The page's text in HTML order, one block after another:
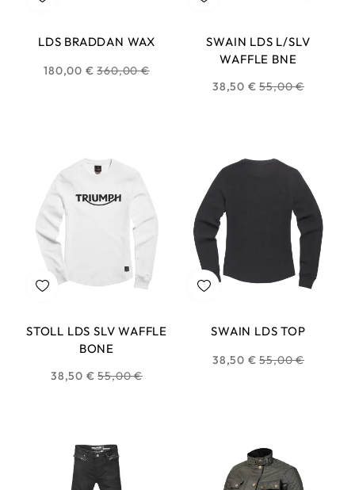
LDS BRADDAN WAX
180,00 € Prix
360,00 €
SWAIN LDS L/SLV
WAFFLE BNE
38,50 € Prix
55,00 €
STOLL LDS SLV WAFFLE
BONE
38,50 € Prix
55,00 €
SWAIN LDS TOP
38,50 € Prix
55,00 €